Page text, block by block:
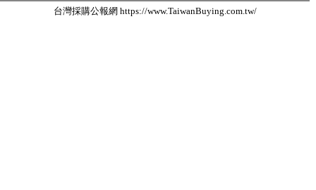
台灣採購公報網 https://www.TaiwanBuying.com.tw/